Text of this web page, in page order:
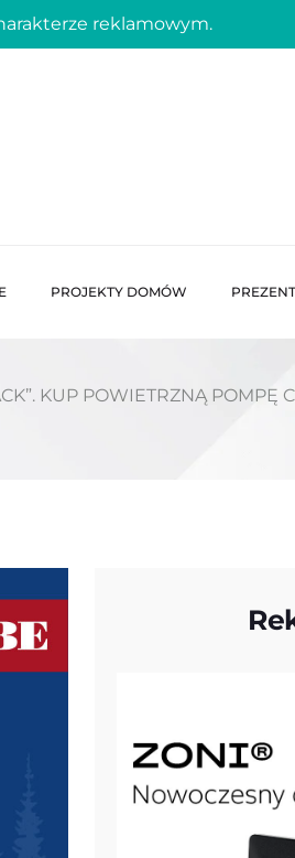
reklamowym.
PROJEKTY DOMÓW
KUP POWIETRZNĄ POMPĘ